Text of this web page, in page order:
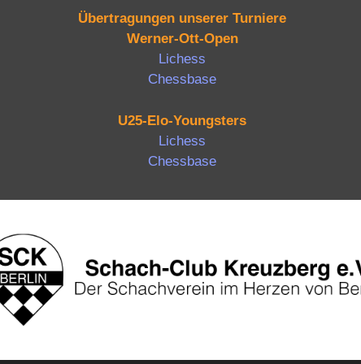
Übertragungen unserer Turniere
Werner-Ott-Open
Lichess
Chessbase
U25-Elo-Youngsters
Lichess
Chessbase